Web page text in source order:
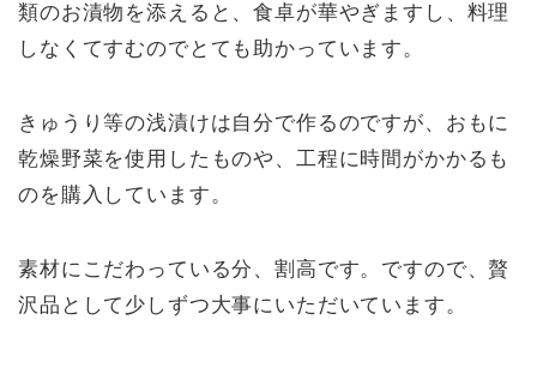
類のお漬物を添えると、食卓が華やぎますし、料理
しなくてすむのでとても助かっています。
きゅうり等の浅漬けは自分で作るのですが、おもに
乾燥野菜を使用したものや、工程に時間がかかるも
のを購入しています。
素材にこだわっている分、割高です。ですので、贅
沢品として少しずつ大事にいただいています。